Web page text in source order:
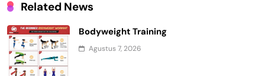
Related News
Bodyweight Training
Agustus 7, 2026